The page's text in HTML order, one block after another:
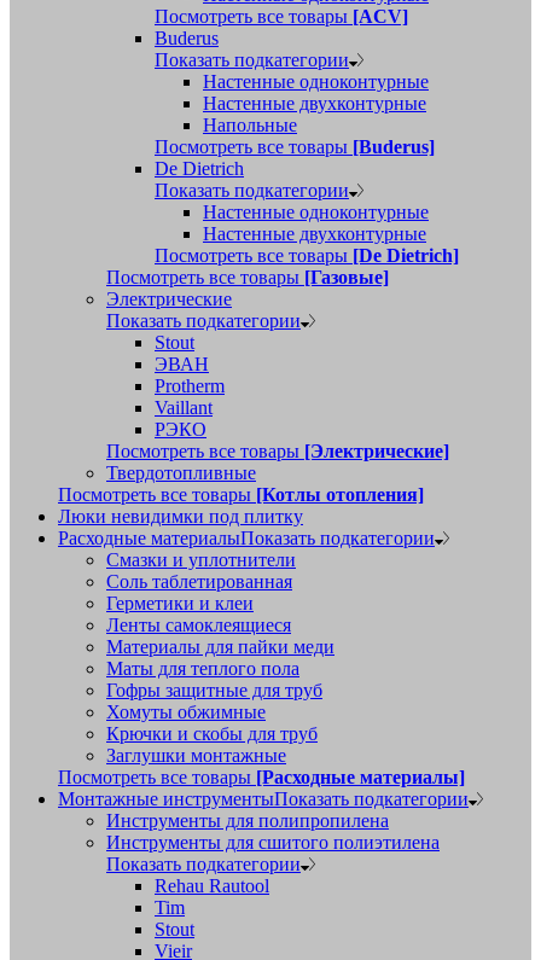
Посмотреть все товары [ACV]
Buderus
Показать подкатегории
Настенные одноконтурные
Настенные двухконтурные
Напольные
Посмотреть все товары [Buderus]
De Dietrich
Показать подкатегории
Настенные одноконтурные
Настенные двухконтурные
Посмотреть все товары [De Dietrich]
Посмотреть все товары [Газовые]
Электрические
Показать подкатегории
Stout
ЭВАН
Protherm
Vaillant
РЭКО
Посмотреть все товары [Электрические]
Твердотопливные
Посмотреть все товары [Котлы отопления]
Люки невидимки под плитку
Расходные материалыПоказать подкатегории
Смазки и уплотнители
Соль таблетированная
Герметики и клеи
Ленты самоклеящиеся
Материалы для пайки меди
Маты для теплого пола
Гофры защитные для труб
Хомуты обжимные
Крючки и скобы для труб
Заглушки монтажные
Посмотреть все товары [Расходные материалы]
Монтажные инструментыПоказать подкатегории
Инструменты для полипропилена
Инструменты для сшитого полиэтилена
Показать подкатегории
Rehau Rautool
Tim
Stout
Vieir